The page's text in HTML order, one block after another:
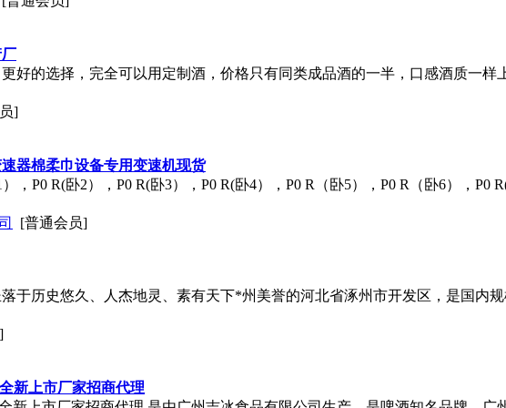
好的选择，完全可以用定制酒，价格只有同类成品酒的一半，口感酒质一样
]
器棉柔巾设备专用变速机现货
，P0 R(卧2），P0 R(卧3），P0 R(卧4），P0 R（卧5），P0 R（卧6），P0
[普通会员]
落于历史悠久、人杰地灵、素有天下*州美誉的河北省涿州市开发区，是国内
新上市厂家招商代理